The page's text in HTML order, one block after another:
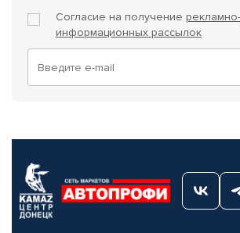
Согласие на получение рекламно-
информационных рассылок